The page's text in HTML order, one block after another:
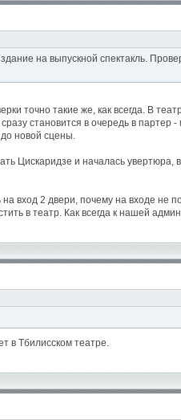
на выпускной спектакль.
точно такие же, как всегда. В
становится в очередь в
новой сцены.
Цискаридзе и началась
вход 2 двери, почему на входе не
в театр. Как всегда к нашей
в Тбилисском театре.